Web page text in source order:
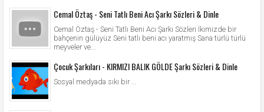
Cemal Öztaş - Seni Tatlı Beni Acı Şarkı Sözleri & Dinle
Cemal Öztaş - Seni Tatlı Beni Acı Şarkı Sözleri İkimizde bir
bahçenin gülüyüz Seni tatlı beni acı yaratmış Sana türlü türlü
meyveler ve...
Çocuk Şarkıları - KIRMIZI BALIK GÖLDE Şarkı Sözleri & Dinle
Sosyal medyada sıkı bir ...